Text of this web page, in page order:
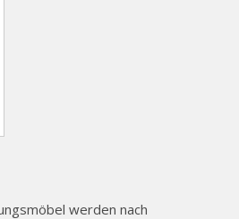
werden nach